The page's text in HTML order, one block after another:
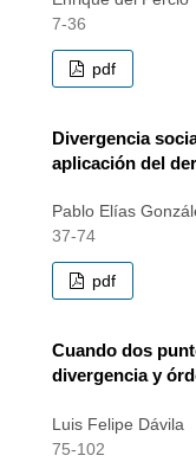
7-36
pdf
Divergencia
aplicación del
Pablo Elías
37-74
pdf
Cuando dos
divergencia y
Luis Felipe Dávila
75-102